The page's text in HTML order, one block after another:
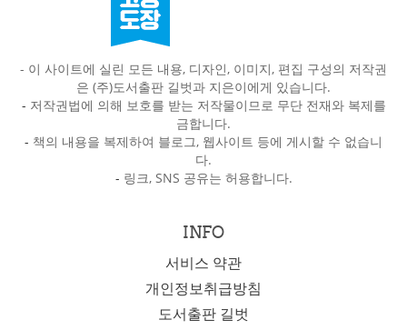
- 이 사이트에 실린 모든 내용, 디자인, 이미지, 편집 구성의 저작권
은 (주)도서출판 길벗과 지은이에게 있습니다.
- 저작권법에 의해 보호를 받는 저작물이므로 무단 전재와 복제를
금합니다.
- 책의 내용을 복제하여 블로그, 웹사이트 등에 게시할 수 없습니
다.
- 링크, SNS 공유는 허용합니다.
INFO
서비스 약관
개인정보취급방침
도서출판 길벗